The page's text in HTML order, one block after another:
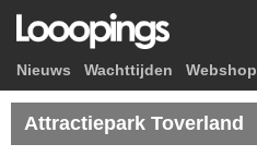
Nieuws Wachttijden Webshop
Attractiepark Toverland